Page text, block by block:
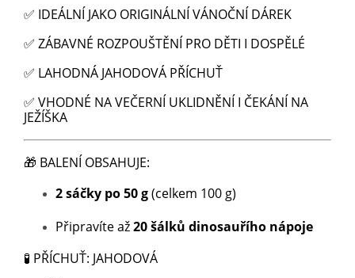
✅ IDEÁLNÍ JAKO ORIGINÁLNÍ VÁNOČNÍ DÁREK
✅ ZÁBAVNÉ ROZPOUŠTĚNÍ PRO DĚTI I DOSPĚLÉ
✅ LAHODNÁ JAHODOVÁ PŘÍCHUŤ
✅ VHODNÉ NA VEČERNÍ UKLIDNĚNÍ I ČEKÁNÍ NA
JEŽÍŠKA
🎁 BALENÍ OBSAHUJE:
2 sáčky po 50 g(celkem 100 g)
Připravíte až20 šálků dinosauřího nápoje
🧪 PŘÍCHUŤ: JAHODOVÁ